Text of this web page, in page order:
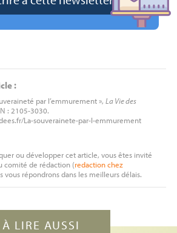
:
par l’emmurement », La Vie des
: 2105-3030.
La-souverainete-par-l-emmurement
ou développer cet article, vous êtes invité
comité de rédaction (redactionchez
vous répondrons dans les meilleurs délais.
À LIRE AUSSI